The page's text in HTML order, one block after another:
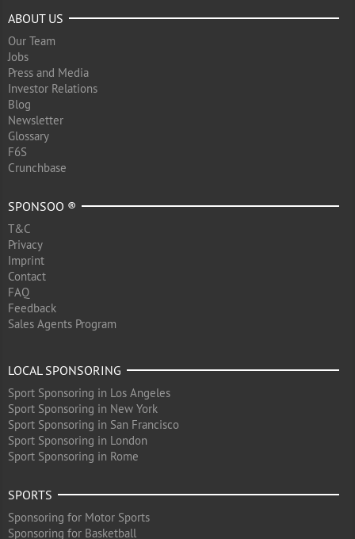
ABOUT US
Our Team
Jobs
Press and Media
Investor Relations
Blog
Newsletter
Glossary
F6S
Crunchbase
SPONSOO ®
T&C
Privacy
Imprint
Contact
FAQ
Feedback
Sales Agents Program
LOCAL SPONSORING
Sport Sponsoring in Los Angeles
Sport Sponsoring in New York
Sport Sponsoring in San Francisco
Sport Sponsoring in London
Sport Sponsoring in Rome
SPORTS
Sponsoring for Motor Sports
Sponsoring for Basketball